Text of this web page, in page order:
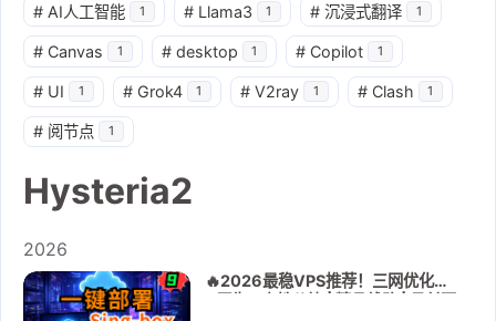
# AI人工智能 1 # Llama3 1 # 沉浸式翻译 1
# Canvas 1 # desktop 1 # Copilot 1
# UI 1 # Grok4 1 # V2ray 1 # Clash 1
# 阅节点 1
Hysteria2
2026
🔥2026最稳VPS推荐！三网优化